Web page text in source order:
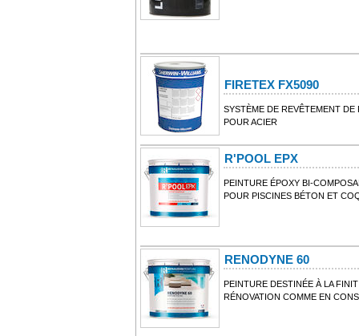
FIRETEX FX5090
SYSTÈME DE REVÊTEMENT
POUR ACIER
R'POOL EPX
PEINTURE ÉPOXY BI-
POUR PISCINES BÉTON ET
RENODYNE 60
PEINTURE DESTINÉE À LA
RÉNOVATION COMME EN